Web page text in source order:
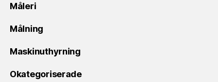
Måleri
Målning
Maskinuthyrning
Okategoriserade